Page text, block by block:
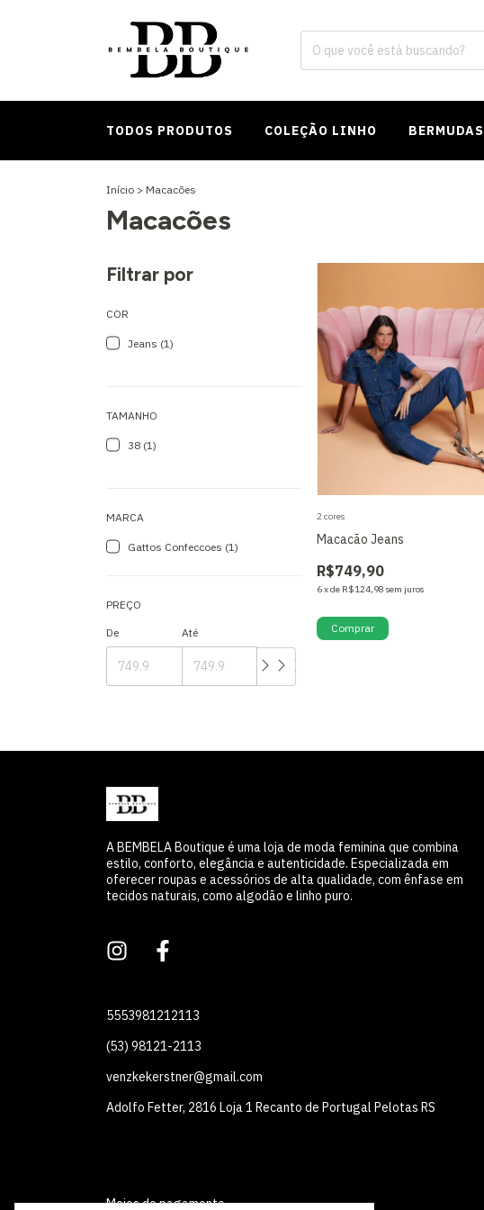
TODOS PRODUTOS COLEÇÃO LINHO BERMUDAS
Início > Macacões
Macacões
Filtrar por
COR
Jeans (1)
TAMANHO
38 (1)
MARCA
Gattos Confeccoes (1)
PREÇO
De Até
Macacão Jeans
R$749,90
6xde R$124,98 sem juros
2 cores
Comprar
A BEMBELA Boutique é uma loja de moda feminina que combina
estilo, conforto, elegância e autenticidade. Especializada em
oferecer roupas e acessórios de alta qualidade, com ênfase em
tecidos naturais, como algodão e linho puro.
5553981212113
(53) 98121-2113
venzkekerstner@gmail.com
Adolfo Fetter, 2816 Loja 1 Recanto de Portugal Pelotas RS
Meios de pagamento